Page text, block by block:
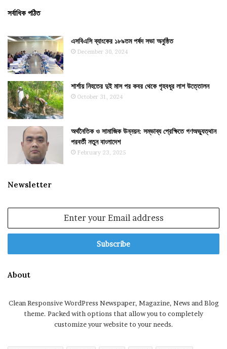
সর্বাধিক পঠিত
এসবিএসি ব্যাংকের ১৮৯তম পর্ষদ সভা অনুষ্ঠিত
December 30, 2024
শার্শায় নিহতের দুই মাস পর কবর থেকে গৃহবধূর লাশ উত্তোলন
October 31, 2024
অর্থনৈতিক ও সামাজিক উন্নয়ন: সম্ভাব্য প্রেক্ষিতে গণঅভ্যুত্থান
পরবর্তী নতুন বাংলাদেশ
February 23, 2025
Newsletter
Email
About
Clean Responsive WordPress Newspaper, Magazine, News and Blog
theme. Packed with options that allow you to completely
customize your website to your needs.